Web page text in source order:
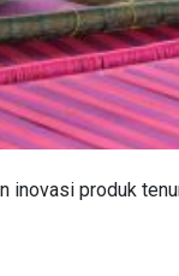
inovasi produk